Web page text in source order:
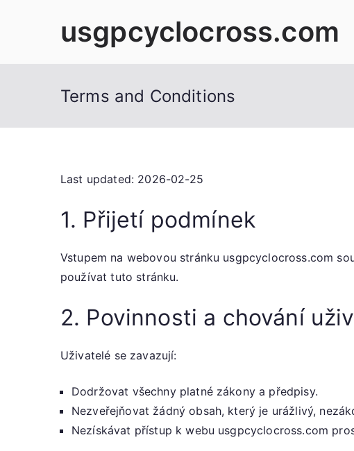
usgpcyclocross.com
Terms and Conditions
Last updated: 2026-02-25
1. Přijetí podmínek
Vstupem na webovou stránku usgpcyclocross.com
používat tuto stránku.
2. Povinnosti a chování
Uživatelé se zavazují:
Dodržovat všechny platné zákony a předpisy.
Nezveřejňovat žádný obsah, který je urážlivý,
Nezískávat přístup k webu usgpcyclocross.com